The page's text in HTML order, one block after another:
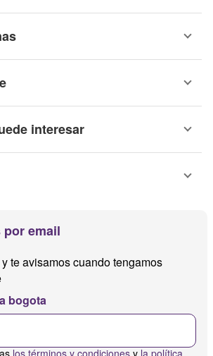
interesar
por email
te avisamos cuando tengamos
bogota